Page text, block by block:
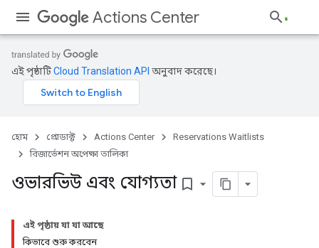
Actions Center
এই পৃষ্ঠাটিCloud Translation API অনুবাদ করেছে।
হোম প্রোডাক্ট Actions Center
Reservations Waitlists
রিজার্ভেশন অপেক্ষা তালিকা
ওভারভিউ এবং যোগ্যতা bookmark_border
এই পৃষ্ঠায় যা যা আছে
কিভাবে শুরু করবেন